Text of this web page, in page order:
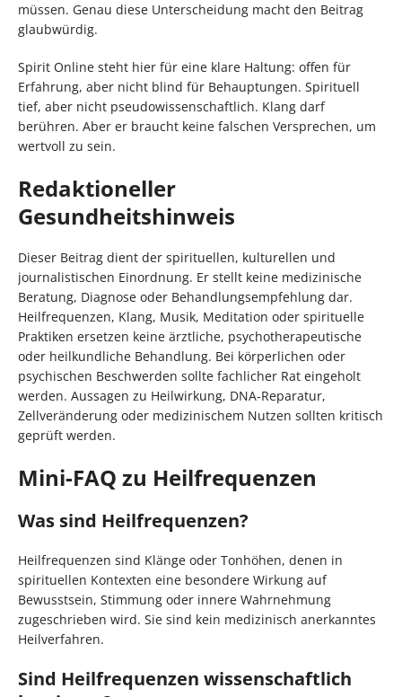
müssen. Genau diese Unterscheidung macht den Beitrag
glaubwürdig.
Spirit Online steht hier für eine klare Haltung: offen für
Erfahrung, aber nicht blind für Behauptungen. Spirituell
tief, aber nicht pseudowissenschaftlich. Klang darf
berühren. Aber er braucht keine falschen Versprechen, um
wertvoll zu sein.
Redaktioneller
Gesundheitshinweis
Dieser Beitrag dient der spirituellen, kulturellen und
journalistischen Einordnung. Er stellt keine medizinische
Beratung, Diagnose oder Behandlungsempfehlung dar.
Heilfrequenzen, Klang, Musik, Meditation oder spirituelle
Praktiken ersetzen keine ärztliche, psychotherapeutische
oder heilkundliche Behandlung. Bei körperlichen oder
psychischen Beschwerden sollte fachlicher Rat eingeholt
werden. Aussagen zu Heilwirkung, DNA-Reparatur,
Zellveränderung oder medizinischem Nutzen sollten kritisch
geprüft werden.
Mini-FAQ zu Heilfrequenzen
Was sind Heilfrequenzen?
Heilfrequenzen sind Klänge oder Tonhöhen, denen in
spirituellen Kontexten eine besondere Wirkung auf
Bewusstsein, Stimmung oder innere Wahrnehmung
zugeschrieben wird. Sie sind kein medizinisch anerkanntes
Heilverfahren.
Sind Heilfrequenzen wissenschaftlich